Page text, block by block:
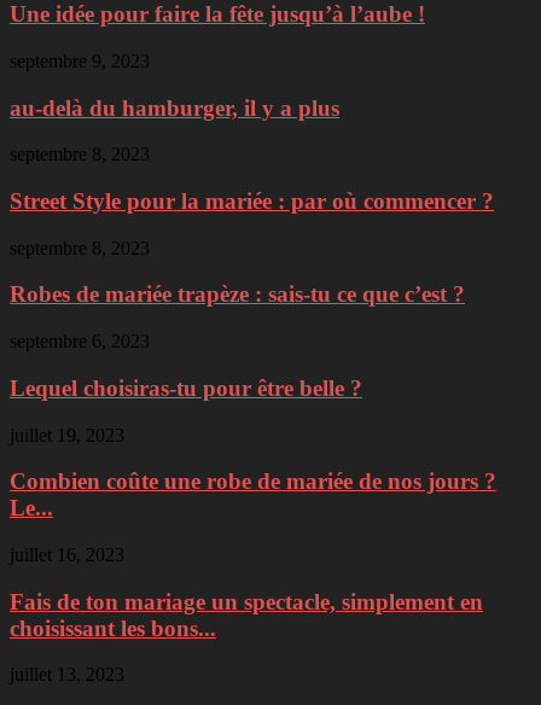
Une idée pour faire la fête jusqu’à l’aube !
septembre 9, 2023
au-delà du hamburger, il y a plus
septembre 8, 2023
Street Style pour la mariée : par où commencer ?
septembre 8, 2023
Robes de mariée trapèze : sais-tu ce que c’est ?
septembre 6, 2023
Lequel choisiras-tu pour être belle ?
juillet 19, 2023
Combien coûte une robe de mariée de nos jours ?
Le...
juillet 16, 2023
Fais de ton mariage un spectacle, simplement en
choisissant les bons...
juillet 13, 2023